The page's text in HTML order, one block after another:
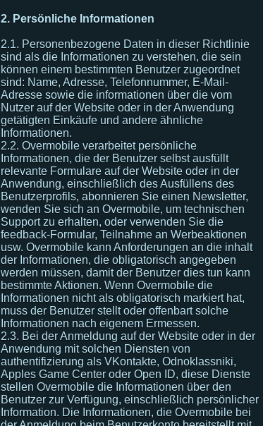
2. Persönliche Informationen
2.1. Personenbezogene Daten in dieser Richtlinie
sind als die Informationen zu verstehen, die sein
können einem bestimmten Benutzer zugeordnet
sind: Name, Adresse, Telefonnummer, E-Mail-
Adresse sowie die informationen über die vom
Nutzer auf der Website oder in der Anwendung
getätigten Einkäufe und andere ähnliche
Informationen.
2.2. Overmobile verarbeitet persönliche
Informationen, die der Benutzer selbst ausfüllt
relevante Formulare auf der Website oder in der
Anwendung, einschließlich des Ausfüllens des
Benutzerprofils, abonnieren Sie einen Newsletter,
wenden Sie sich an Overmobile, um technischen
Support zu erhalten, oder verwenden Sie die
feedback-Formular, Teilnahme an Werbeaktionen
usw. Overmobile kann Anforderungen an die inhalt
der Informationen, die obligatorisch angegeben
werden müssen, damit der Benutzer dies tun kann
bestimmte Aktionen. Wenn Overmobile die
Informationen nicht als obligatorisch markiert hat,
muss der Benutzer stellt oder offenbart solche
Informationen nach eigenem Ermessen.
2.3. Bei der Anmeldung auf der Website oder in der
Anwendung mit solchen Diensten von
authentifizierung als VKontakte, Odnoklassniki,
Apples Game Center oder Open ID, diese Dienste
stellen Overmobile die Informationen über den
Benutzer zur Verfügung, einschließlich persönlicher
Information. Die Informationen, die Overmobile bei